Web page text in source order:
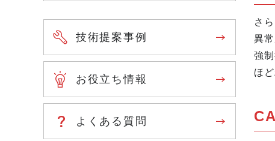
技術提案事例
お役立ち情報
よくある質問
さ
異
強
ほ